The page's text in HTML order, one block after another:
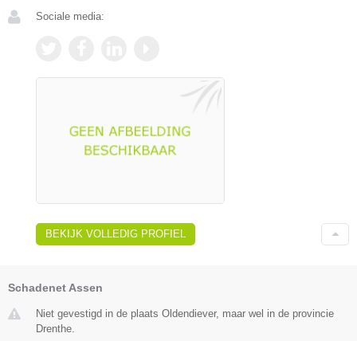
Sociale media:
BEKIJK VOLLEDIG PROFIEL
Schadenet Assen
Niet gevestigd in de plaats Oldendiever, maar wel in de provincie
Drenthe.